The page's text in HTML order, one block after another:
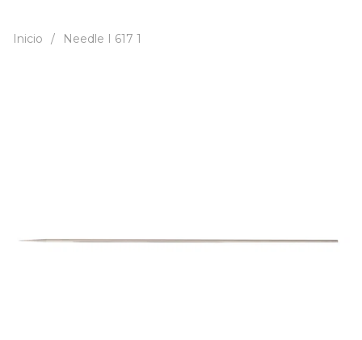
Inicio / Needle I 617 1